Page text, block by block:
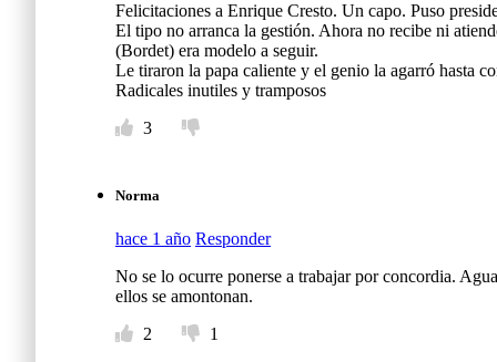
Felicitaciones a Enrique Cresto. Un capo. Puso
El tipo no arranca la gestión. Ahora no recibe ni
(Bordet) era modelo a seguir.
Le tiraron la papa caliente y el genio la agarró hasta
Radicales inutiles y tramposos
3
Norma
hace 1 año Responder
No se lo ocurre ponerse a trabajar por concordia.
ellos se amontonan.
2
1